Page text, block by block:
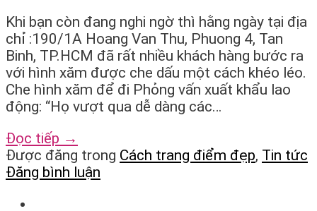
Khi bạn còn đang nghi ngờ thì hằng ngày tại địa
chỉ :190/1A Hoang Van Thu, Phuong 4, Tan
Binh, TP.HCM đã rất nhiều khách hàng bước ra
với hình xăm được che dấu một cách khéo léo.
Che hình xăm để đi Phỏng vấn xuất khẩu lao
động: “Họ vượt qua dễ dàng các…
Đọc tiếp →
Được đăng trong Cách trang điểm đẹp, Tin tức
Đăng bình luận